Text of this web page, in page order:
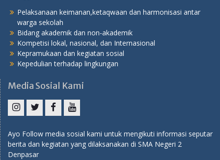
Pelaksanaan keimanan,ketaqwaan dan harmonisasi antar
warga sekolah
Bidang akademik dan non-akademik
Kompetisi lokal, nasional, dan Internasional
Kepramukaan dan kegiatan sosial
Kepedulian terhadap lingkungan
Media Sosial Kami
Ayo Follow media sosial kami untuk mengikuti informasi seputar
berita dan kegiatan yang dilaksanakan di SMA Negeri 2
Denpasar